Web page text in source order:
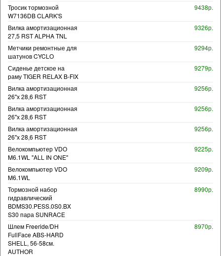
Тросик тормозной
W7136DB CLARK'S
9438р.
Вилка амортизационная
27,5 RST ALPHA TNL
9326р.
Метчики ремонтные для
шатунов CYCLO
9294р.
Сиденье детское на
раму TIGER RELAX B-FIX
9279р.
Вилка амортизационная
26"х 28,6 RST
9256р.
Вилка амортизационная
26"х 28,6 RST
9256р.
Вилка амортизационная
26"х 28,6 RST
9256р.
Велокомпьютер VDO
M6.1WL "ALL IN ONE"
9225р.
Велокомпьютер VDO
M6.1WL
9209р.
Тормозной набор
гидравлический
BDMS30.PESS.0S0.BX
S30 пара SUNRACE
8990р.
Шлем Freeride/DH
FullFace ABS-HARD
SHELL, 56-58см.
AUTHOR
8970р.